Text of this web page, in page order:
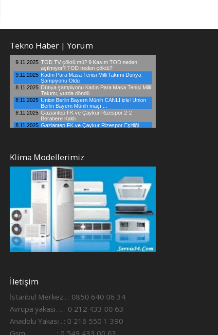
Tekno Haber | Yorum
Klima Modellerimiz
İletişim
İstanbul Merkez.. : 0850 640 06 34
Avrupa yakası…. : 0 212 433 00 63
Anadolu Yakası ..: 0 216 550 1 390